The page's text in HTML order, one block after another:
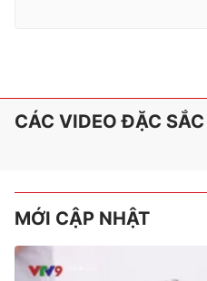
CÁC VIDEO ĐẶC
MỚI CẬP NHẬT